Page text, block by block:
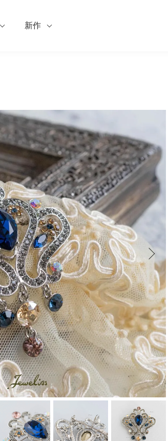
新作